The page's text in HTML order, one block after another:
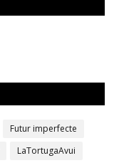
Futur imperfecte
LaTortugaAvui